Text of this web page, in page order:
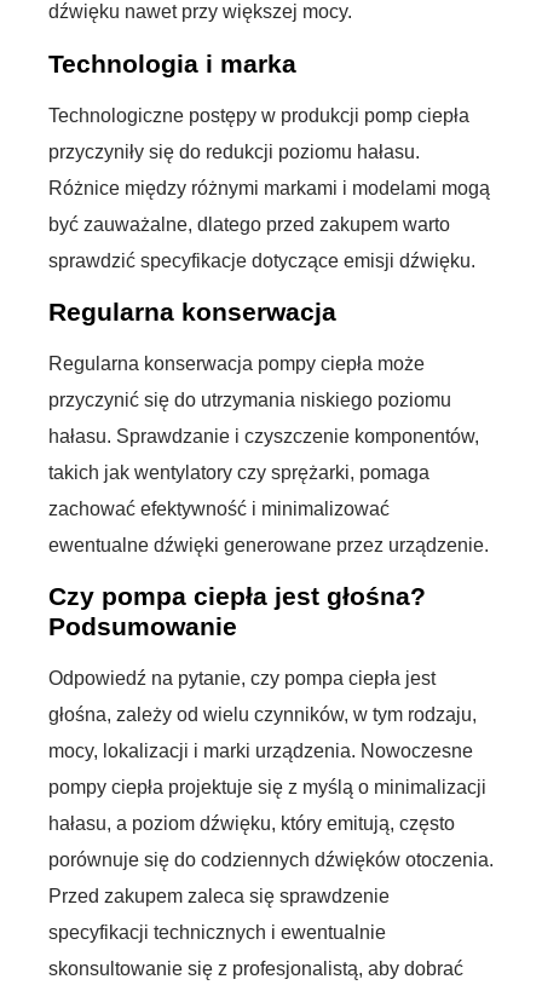
dźwięku nawet przy większej mocy.
Technologia i marka
Technologiczne postępy w produkcji pomp ciepła
przyczyniły się do redukcji poziomu hałasu.
Różnice między różnymi markami i modelami mogą
być zauważalne, dlatego przed zakupem warto
sprawdzić specyfikacje dotyczące emisji dźwięku.
Regularna konserwacja
Regularna konserwacja pompy ciepła może
przyczynić się do utrzymania niskiego poziomu
hałasu. Sprawdzanie i czyszczenie komponentów,
takich jak wentylatory czy sprężarki, pomaga
zachować efektywność i minimalizować
ewentualne dźwięki generowane przez urządzenie.
Czy pompa ciepła jest głośna?
Podsumowanie
Odpowiedź na pytanie, czy pompa ciepła jest
głośna, zależy od wielu czynników, w tym rodzaju,
mocy, lokalizacji i marki urządzenia. Nowoczesne
pompy ciepła projektuje się z myślą o minimalizacji
hałasu, a poziom dźwięku, który emitują, często
porównuje się do codziennych dźwięków otoczenia.
Przed zakupem zaleca się sprawdzenie
specyfikacji technicznych i ewentualnie
skonsultowanie się z profesjonalistą, aby dobrać